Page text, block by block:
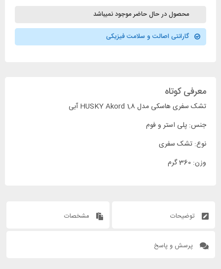
محصول در حال حاضر موجود نمیباشد
گارانتی اصالت و سلامت فیزیکی
معرفی کوتاه
تشک سفری هاسکی مدل HUSKY Akord 1,8 آبی
جنس: پلی استر و فوم
نوع: تشک سفری
وزن: 360 گرم
توضیحات مشخصات
پرسش و پاسخ